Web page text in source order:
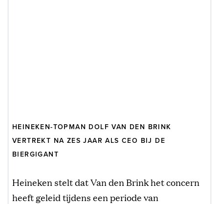
HEINEKEN-TOPMAN DOLF VAN DEN BRINK
VERTREKT NA ZES JAAR ALS CEO BIJ DE
BIERGIGANT
Heineken stelt dat Van den Brink het concern
heeft geleid tijdens een periode van